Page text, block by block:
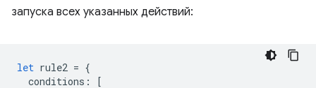
запуска всех указанных действий:
let rule2 = {
conditions :
[